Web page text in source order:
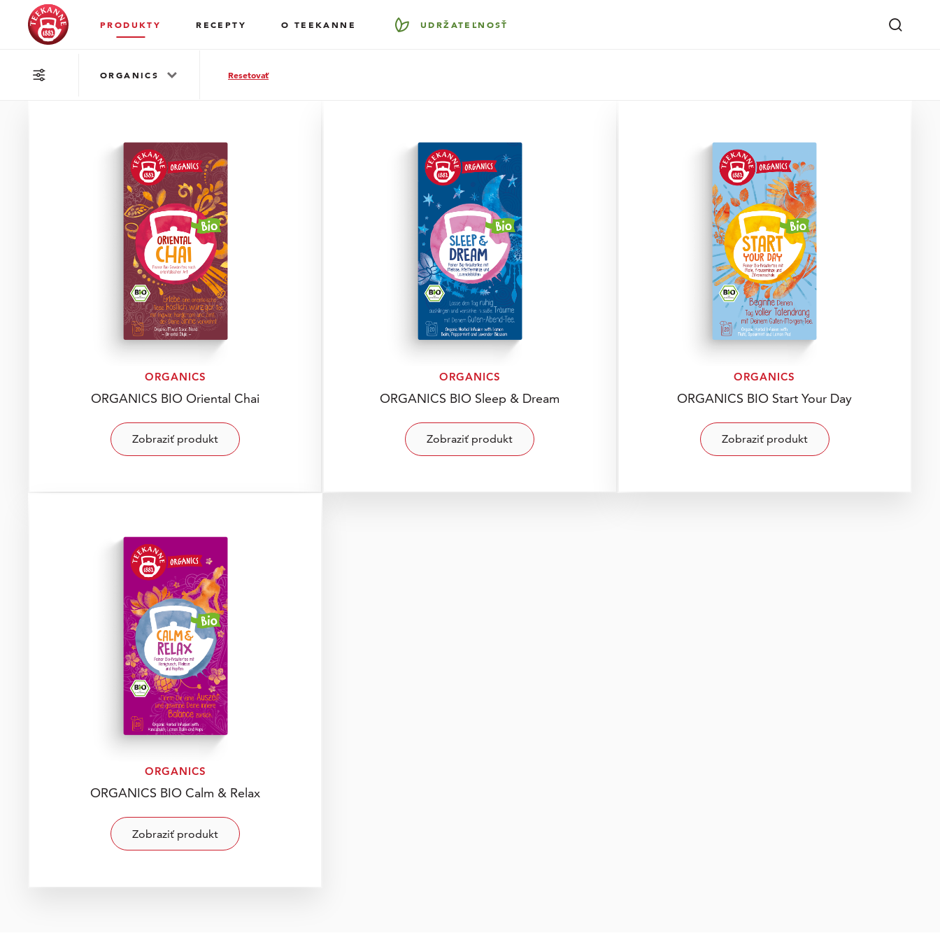
PRODUKTY RECEPTY O TEEKANNE UDRŽATEĽNOSŤ
ORGANICS Resetovať
ORGANICS
ORGANICS BIO Oriental Chai
Zobraziť produkt
ORGANICS
ORGANICS BIO Sleep & Dream
Zobraziť produkt
ORGANICS
ORGANICS BIO Start Your Day
Zobraziť produkt
ORGANICS
ORGANICS BIO Calm & Relax
Zobraziť produkt